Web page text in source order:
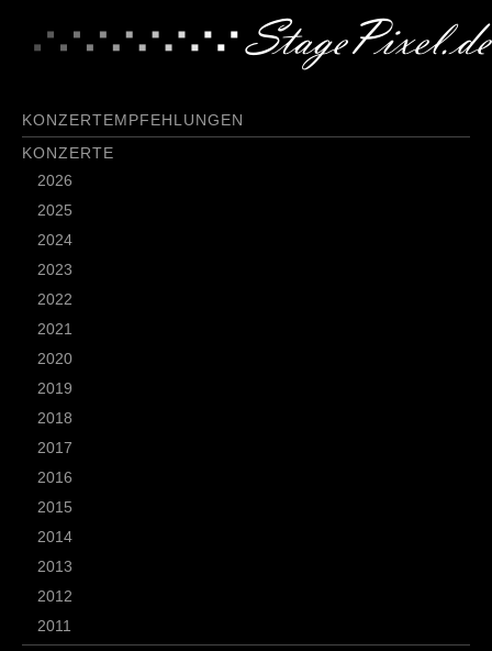
KONZERTEMPFEHLUNGEN
KONZERTE
2026
2025
2024
2023
2022
2021
2020
2019
2018
2017
2016
2015
2014
2013
2012
2011